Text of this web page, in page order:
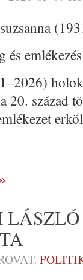
és emlékezés
20. század